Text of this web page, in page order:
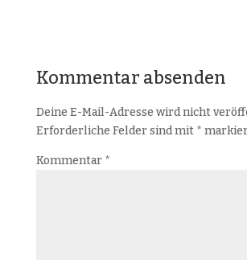
Kommentar absenden
Deine E-Mail-Adresse wird nicht
Erforderliche Felder sind mit *
Kommentar *